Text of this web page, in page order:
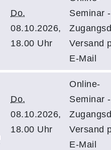
Do.
08.10.2026,
18.00 Uhr
Seminar -
Versand
E-Mail
Do.
08.10.2026,
18.00 Uhr
Online-
Seminar -
Versand
E-Mail